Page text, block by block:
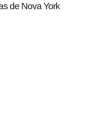
de Nova York